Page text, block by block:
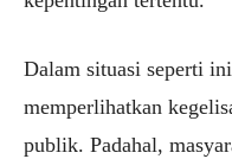
Dalam situasi seperti
memperlihatkan
publik. Padahal,